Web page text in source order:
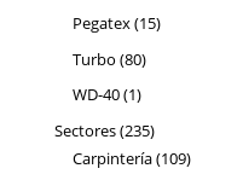
productos
Pegatex 1515
Turbo 8080
productos
WD-40 11
producto
Sectores 235235
productos
Carpintería 109109